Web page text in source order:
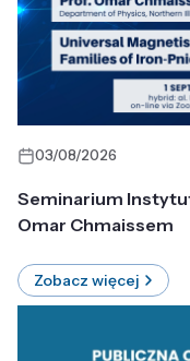
03/08/2026
Seminarium
Omar Chmaissem
Zobacz więcej